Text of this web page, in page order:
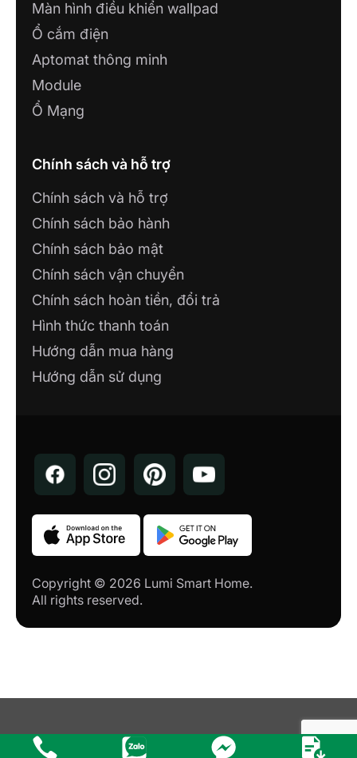
Màn hình điều khiển wallpad
Ổ cắm điện
Aptomat thông minh
Module
Ổ Mạng
Chính sách và hỗ trợ
Chính sách và hỗ trợ
Chính sách bảo hành
Chính sách bảo mật
Chính sách vận chuyển
Chính sách hoàn tiền, đổi trả
Hình thức thanh toán
Hướng dẫn mua hàng
Hướng dẫn sử dụng
Copyright © 2026 Lumi Smart Home.
All rights reserved.